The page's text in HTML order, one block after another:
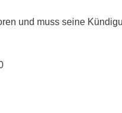
und muss seine